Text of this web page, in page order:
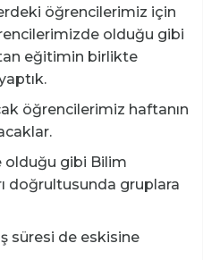
öğrencilerimiz için
olduğu gibi
eğitimin birlikte
öğrencilerimiz haftanın
olduğu gibi Bilim
doğrultusunda gruplara
süresi de eskisine